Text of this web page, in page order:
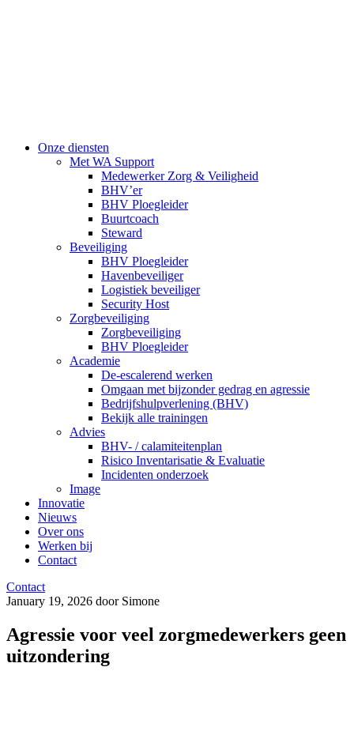
Onze diensten
Met WA Support
Medewerker Zorg & Veiligheid
BHV’er
BHV Ploegleider
Buurtcoach
Steward
Beveiliging
BHV Ploegleider
Havenbeveiliger
Logistiek beveiliger
Security Host
Zorgbeveiliging
Zorgbeveiliging
BHV Ploegleider
Academie
De-escalerend werken
Omgaan met bijzonder gedrag en agressie
Bedrijfshulpverlening (BHV)
Bekijk alle trainingen
Advies
BHV- / calamiteitenplan
Risico Inventarisatie & Evaluatie
Incidenten onderzoek
Image
Innovatie
Nieuws
Over ons
Werken bij
Contact
Contact
January 19, 2026 door Simone
Agressie voor veel zorgmedewerkers geen
uitzondering